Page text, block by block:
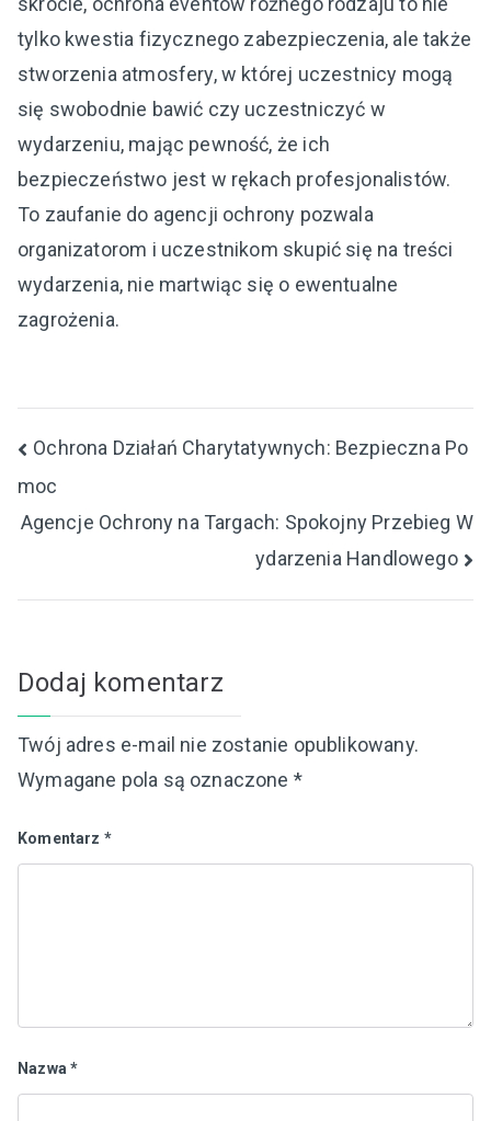
tylko kwestia fizycznego zabezpieczenia, ale także
stworzenia atmosfery, w której uczestnicy mogą
się swobodnie bawić czy uczestniczyć w
wydarzeniu, mając pewność, że ich
bezpieczeństwo jest w rękach profesjonalistów.
To zaufanie do agencji ochrony pozwala
organizatorom i uczestnikom skupić się na treści
wydarzenia, nie martwiąc się o ewentualne
zagrożenia.
Nawigacja
wpisu
Ochrona Działań Charytatywnych: Bezpieczna Po
moc
Agencje Ochrony na Targach: Spokojny Przebieg W
ydarzenia Handlowego
Dodaj komentarz
Twój adres e-mail nie zostanie opublikowany.
Wymagane pola są oznaczone *
Komentarz *
Nazwa*